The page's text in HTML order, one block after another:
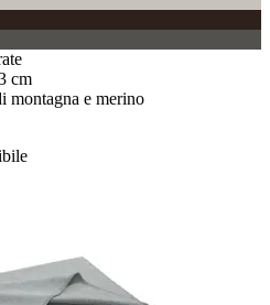
cm
montagna e merino